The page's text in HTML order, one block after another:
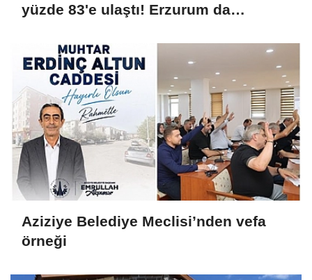
yüzde 83'e ulaştı! Erzurum da
Aziziye Belediye Meclisi’nden vefa
örneği